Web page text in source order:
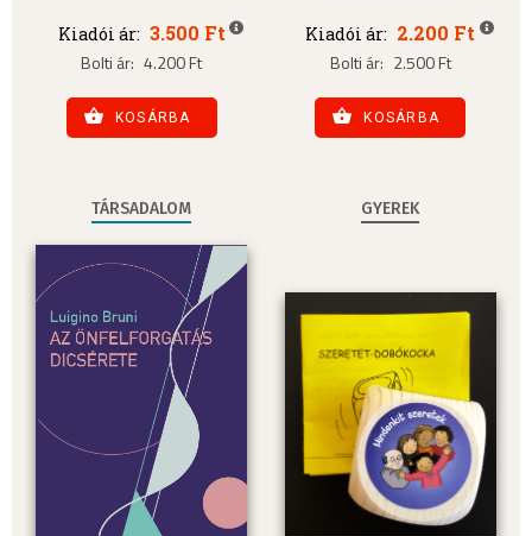
Kiadói ár: 3.500 Ft
Bolti ár: 4.200 Ft
KOSÁRBA
Kiadói ár: 2.200 Ft
Bolti ár: 2.500 Ft
KOSÁRBA
TÁRSADALOM GYEREK